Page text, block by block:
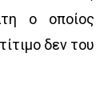
ο οποίος
δεν του